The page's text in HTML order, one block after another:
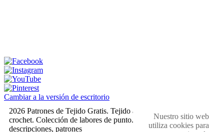
Cambiar a la versión de escritorio
2026 Patrones de Tejido Gratis. Tejido a dos agujas y
crochet. Colección de labores de punto. Muestras,
descripciones, patrones
Nuestro sitio web
utiliza cookies para